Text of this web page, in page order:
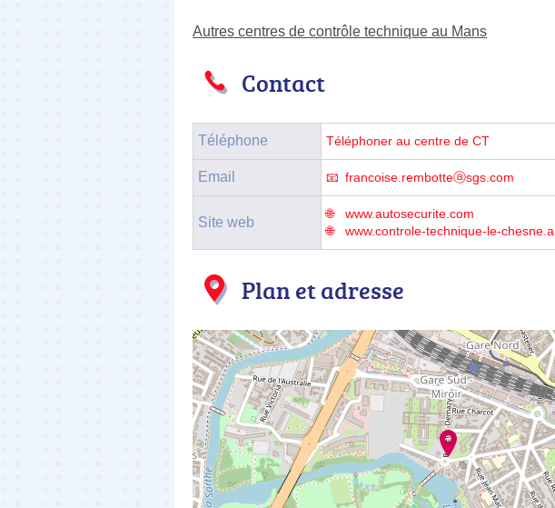
Autres centres de contrôle technique au Mans
Contact
Téléphone Téléphoner au centre de CT
Email francoise.rembotteⓐsgs.com
Site web
www.autosecurite.com
www.controle-technique-le-
Plan et adresse